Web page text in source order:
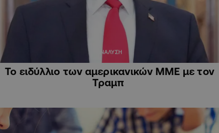
ΑΝΑΛΥΣΗ
Το ειδύλλιο των αμερικανικών ΜΜΕ με τον
Τραμπ